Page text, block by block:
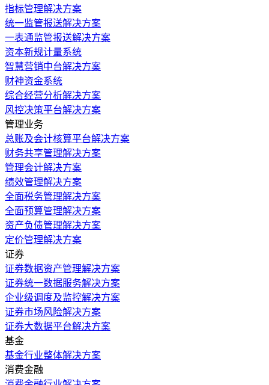
指标管理解决方案
统一监管报送解决方案
一表通监管报送解决方案
资本新规计量系统
智慧营销中台解决方案
财神资金系统
综合经营分析解决方案
风控决策平台解决方案
管理业务
总账及会计核算平台解决方案
财务共享管理解决方案
管理会计解决方案
绩效管理解决方案
全面税务管理解决方案
全面预算管理解决方案
资产负债管理解决方案
定价管理解决方案
证券
证券数据资产管理解决方案
证券统一数据服务解决方案
企业级调度及监控解决方案
证券市场风险解决方案
证券大数据平台解决方案
基金
基金行业整体解决方案
消费金融